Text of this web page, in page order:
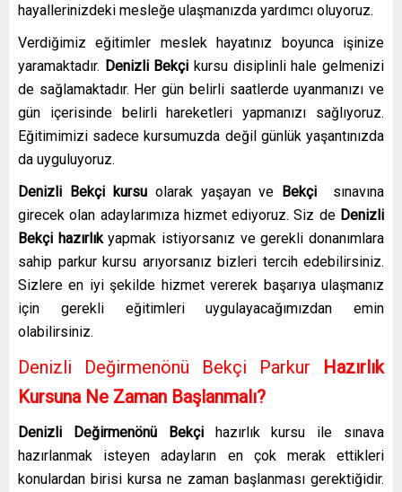
hayallerinizdeki mesleğe ulaşmanızda yardımcı oluyoruz.
Verdiğimiz eğitimler meslek hayatınız boyunca işinize
yaramaktadır. Denizli Bekçi kursu disiplinli hale gelmenizi
de sağlamaktadır. Her gün belirli saatlerde uyanmanızı ve
gün içerisinde belirli hareketleri yapmanızı sağlıyoruz.
Eğitimimizi sadece kursumuzda değil günlük yaşantınızda
da uyguluyoruz.
Denizli Bekçi kursu olarak yaşayan ve Bekçi sınavına
girecek olan adaylarımıza hizmet ediyoruz. Siz de Denizli
Bekçi hazırlıkyapmak istiyorsanız ve gerekli donanımlara
sahip parkur kursu arıyorsanız bizleri tercih edebilirsiniz.
Sizlere en iyi şekilde hizmet vererek başarıya ulaşmanız
için gerekli eğitimleri uygulayacağımızdan emin
olabilirsiniz.
Denizli Değirmenönü Bekçi Parkur Hazırlık
Kursuna Ne Zaman Başlanmalı?
Denizli Değirmenönü Bekçi hazırlık kursu
ile sınava
hazırlanmak isteyen adayların en çok merak ettikleri
konulardan birisi kursa ne zaman başlanması gerektiğidir.